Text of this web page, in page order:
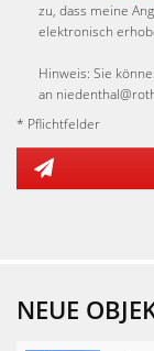
zu, dass meine
elektronisch
Hinweis: Sie
an
* Pflichtfelder
NEUE